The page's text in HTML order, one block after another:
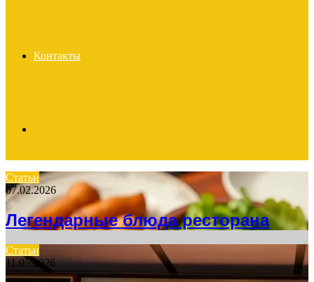
Контакты
for
Статьи
07.02.2026
Легендарные блюда ресторана
Статьи
11.05.2026